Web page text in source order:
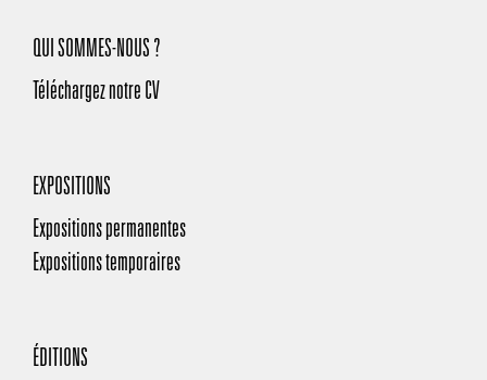
QUI SOMMES-NOUS ?
Téléchargez notre CV
EXPOSITIONS
Expositions permanentes
Expositions temporaires
ÉDITIONS